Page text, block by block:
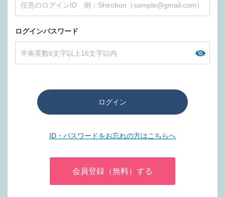
ログインパスワード
ログイン
ID・パスワードをお忘れの方はこちらへ
会員登録（無料）する